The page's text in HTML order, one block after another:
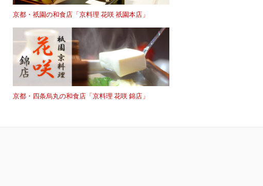
京都・祇園の和食店「京料理 花咲 祇園本店」
京都・四条烏丸の和食店「京料理 花咲 錦店」